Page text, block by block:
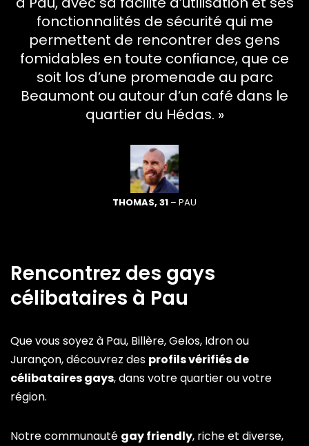
fonctionnalités de sécurité qui me
permettent de rencontrer des gens
fomidables en toute confiance, que ce
soit los d’une promenade au parc
Beaumont ou autour d’un café dans le
quartier du Hédas. »
THOMAS, 31 – PAU
Rencontrez des gays
célibataires à Pau
Que vous soyez à Pau, Billère, Gelos, Idron ou
Jurançon, découvrez des profils vérifiés de
célibataires gays, dans votre quartier ou votre
région.
Notre communauté gay friendly, riche et diverse,